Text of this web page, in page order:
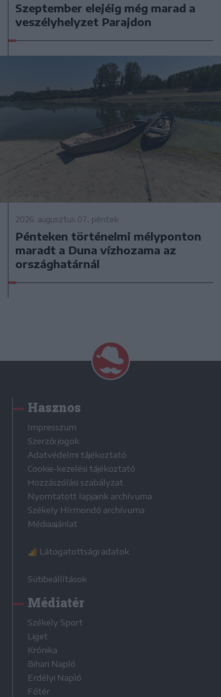
Szeptember elejéig még marad a
veszélyhelyzet Parajdon
2026. augusztus 07., péntek
Pénteken történelmi mélyponton
maradt a Duna vízhozama az
országhatárnál
Hasznos
Impresszum
Szerzői jogok
Adatvédelmi tájékoztató
Cookie-kezelési tájékoztató
Hozzászólási szabályzat
Nyomtatott lapjaink archívuma
Székely Hírmondó archívuma
Médiaajánlat
Látogatottsági adatok
Sütibeállítások
Médiatér
Székely Sport
Liget
Krónika
Bihari Napló
Erdélyi Napló
Főtér